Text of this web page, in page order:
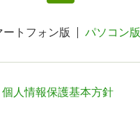
ートフォン版 パソコン版
個人情報保護基本方針